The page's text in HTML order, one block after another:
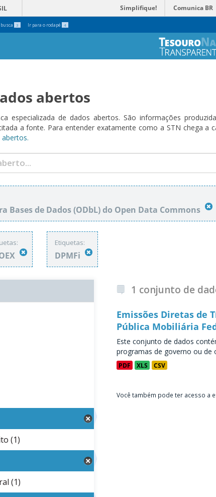
3 Ir para o rodapé 4
Simplifique! Comunica BR
Ferramentas
Pessoais
abertos
especializada de dados abertos. São informações
a fonte. Para entender exatamente como a STN chega
Bases de Dados (ODbL) do Open Data Commons
Etiquetas:
DPMFi
1 conjunto de
Emissões Diretas de
Pública Mobiliária
Este conjunto de dados
programas de governo ou de
PDF XLS CSV
Você também pode ter acesso a
(1)
(1)